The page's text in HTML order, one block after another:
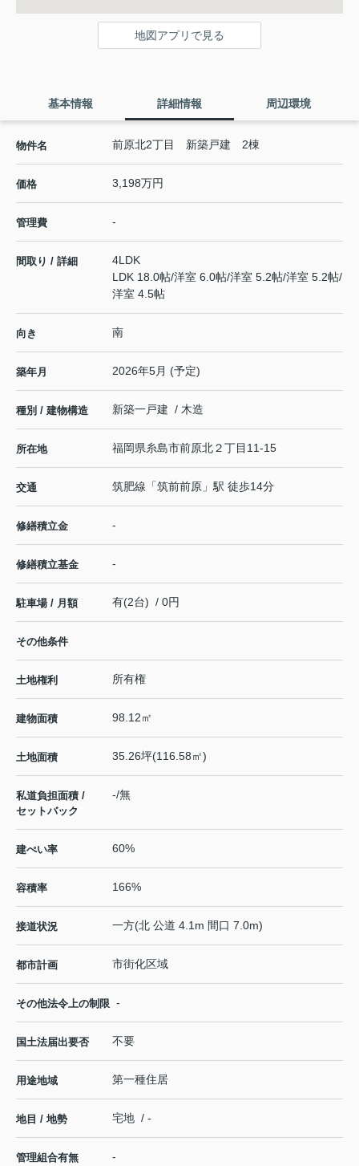
地図アプリで見る
基本情報 詳細情報 周辺環境
物件名 前原北2丁目 新築戸建 2棟
価格 3,198万円
管理費 -
間取り / 詳細
4LDK
LDK 18.0帖/洋室 6.0帖/洋室 5.2帖/洋室 5.2帖/
洋室 4.5帖
向き 南
築年月 2026年5月 (予定)
種別 / 建物構造 新築一戸建 / 木造
所在地 福岡県糸島市前原北２丁目11-15
交通 筑肥線 「筑前前原 」駅 徒歩14分
修繕積立金 -
修繕積立基金 -
駐車場 / 月額 有(2台) / 0円
その他条件
土地権利 所有権
建物面積 98.12㎡
土地面積 35.26坪(116.58㎡)
私道負担面積 /
セットバック
-/無
建ぺい率 60%
容積率 166%
接道状況 一方(北 公道 4.1m 間口 7.0m)
都市計画 市街化区域
その他法令上の制限 -
国土法届出要否 不要
用途地域 第一種住居
地目 / 地勢 宅地 / -
管理組合有無 -